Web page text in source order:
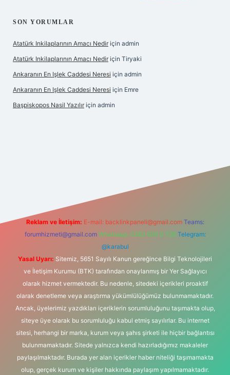
SON YORUMLAR
Atatürk Inkilaplarının Amacı Nedir için admin
Atatürk Inkilaplarının Amacı Nedir için Tiryaki
Ankaranın En Işlek Caddesi Neresi için admin
Ankaranın En Işlek Caddesi Neresi için Emre
Başpiskopos Nasil Yazılır için admin
Reklam ve İletişim: E-mail: backlinkpaneli@gmail.com Teams:
forumhizmeti@gmail.com Whatsapp: 0262 606 0 726 Telegram:
@karabul
Yasal Uyarı: Sitemiz, 5651 Sayılı Kanun gereğince Bilgi Teknolojileri
ve İletişim Kurumu (BTK) tarafından onaylanmış bir Yer Sağlayıcı
olarak hizmet vermektedir. Bu nedenle, sitedeki içerikleri proaktif
olarak denetleme veya araştırma yükümlülüğümüz bulunmamaktadır.
Ancak, üyelerimiz yazdıkları içeriklerin sorumluluğunu taşımakta olup,
siteye üye olarak bu sorumluluğu kabul etmiş sayılırlar. Bu internet
sitesi, herhangi bir marka, kurum veya şahıs şirketi ile hiçbir bağlantısı
bulunmamaktadır. Sitede yalnızca kendi hazırladığımız makaleler
paylaşılmaktadır. Burada yer alan içerikler haber niteliği taşımamakta
olup, gerçek kurum ve kişiler hakkında paylaşım yapılmamaktadır.